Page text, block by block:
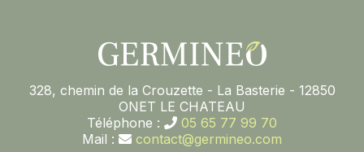
328, chemin de la Crouzette - La Basterie - 12850
ONET LE CHATEAU
Téléphone :
05 65 77 99 70
Mail :
contact@germineo.com